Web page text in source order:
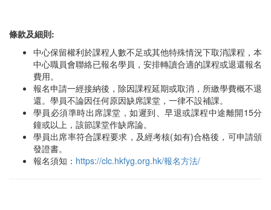
條款及細則:
中心保留權利於課程人數不足或其他特殊情況下取消課程，本
中心職員會聯絡已報名學員，安排轉讀合適的課程或退還報名
費用。
報名申請一經接納後，除因課程延期或取消，所繳學費概不退
還。學員不論因任何原因缺席課堂，一律不設補課。
學員必須準時出席課堂，如遲到、早退或課程中途離開15分
鐘或以上，該節課堂作缺席論。
學員出席率符合課程要求，及經考核(如有)合格後，可申請頒
發證書。
報名須知： https://clc.hkfyg.org.hk/報名方法/